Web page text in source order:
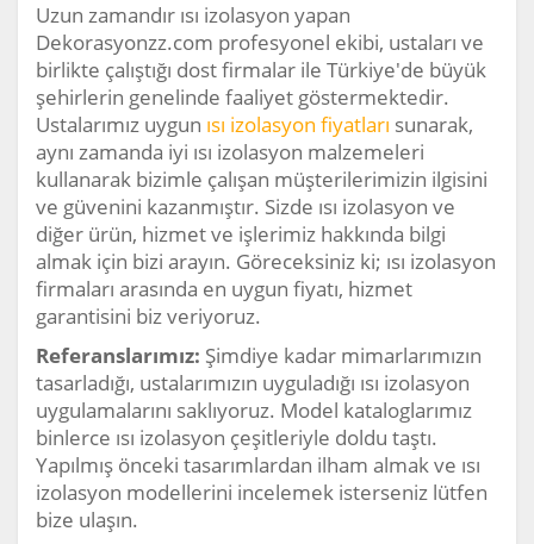
Uzun zamandır ısı izolasyon yapan
Dekorasyonzz.com profesyonel ekibi, ustaları ve
birlikte çalıştığı dost firmalar ile Türkiye'de büyük
şehirlerin genelinde faaliyet göstermektedir.
Ustalarımız uygun ısı izolasyon fiyatları sunarak,
aynı zamanda iyi ısı izolasyon malzemeleri
kullanarak bizimle çalışan müşterilerimizin ilgisini
ve güvenini kazanmıştır. Sizde ısı izolasyon ve
diğer ürün, hizmet ve işlerimiz hakkında bilgi
almak için bizi arayın. Göreceksiniz ki; ısı izolasyon
firmaları arasında en uygun fiyatı, hizmet
garantisini biz veriyoruz.
Referanslarımız: Şimdiye kadar mimarlarımızın
tasarladığı, ustalarımızın uyguladığı ısı izolasyon
uygulamalarını saklıyoruz. Model kataloglarımız
binlerce ısı izolasyon çeşitleriyle doldu taştı.
Yapılmış önceki tasarımlardan ilham almak ve ısı
izolasyon modellerini incelemek isterseniz lütfen
bize ulaşın.